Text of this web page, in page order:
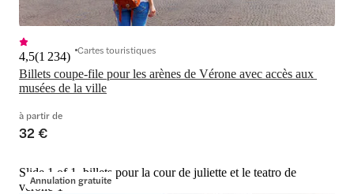
Billets coupe-file pour les arènes de Vérone avec accès aux
musées de la ville
4,5(1 234) Cartes touristiques
à partir de
32 €
Annulation gratuite
Slide 1 of 1, billets pour la cour de juliette et le teatro de
vérone-1